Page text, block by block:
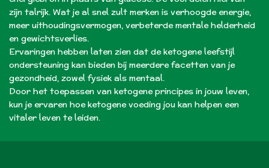
zijn talrijk. Wat je al snel zult merken is verhoogde energie,
meer uithoudingsvermogen, verbeterde mentale helderheid
en gewichtsverlies.
Ervaringen hebben laten zien dat de ketogene leefstijl
ondersteuning kan bieden bij meerdere facetten van je
gezondheid, zowel fysiek als mentaal.
Door het toepassen van ketogene principes in jouw leven,
kun je ervaren hoe ketogene voeding jou kan helpen een
vitaler leven te leiden.